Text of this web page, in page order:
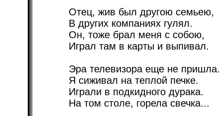
Отец, жив был другою семьею,
В других компаниях гулял.
Он, тоже брал меня с собою,
Играл там в карты и выпивал.
Эра телевизора еще не пришла.
Я сиживал на теплой печке.
Играли в подкидного дурака.
На том столе, горела свечка...